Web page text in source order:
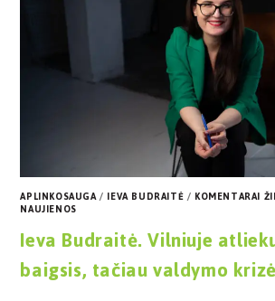
APLINKOSAUGA/ IEVA BUDRAITĖ/ KOMENTARAI
NAUJIENOS
Ieva Budraitė. Vilniuje
baigsis, tačiau valdymo